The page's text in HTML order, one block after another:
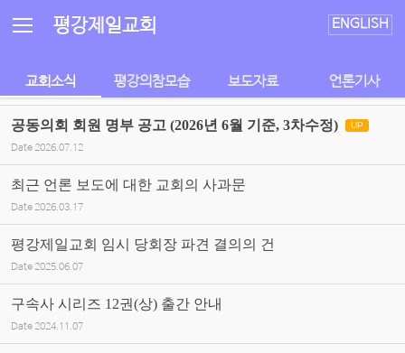
평강제일교회 ENGLISH
교회소식 평강의참모습 보도자료 언론기사
공동의회 회원 명부 공고 (2026년 6월 기준, 3차수정) UP
Date 2026.07.12
최근 언론 보도에 대한 교회의 사과문
Date 2026.03.17
평강제일교회 임시 당회장 파견 결의의 건
Date 2025.06.07
구속사 시리즈 12권(상) 출간 안내
Date 2024.11.07